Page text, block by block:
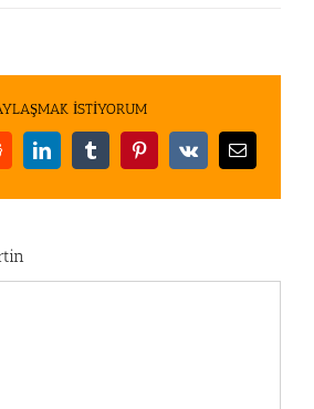
İSTİYORUM
LinkedInTumblrPinterest
Vk
E-